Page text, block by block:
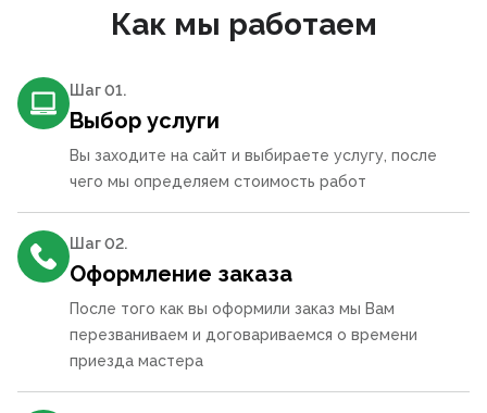
Как мы работаем
Шаг 01.
Выбор услуги
Вы заходите на сайт и выбираете услугу, после
чего мы определяем стоимость работ
Шаг 02.
Оформление заказа
После того как вы оформили заказ мы Вам
перезваниваем и договариваемся о времени
приезда мастера